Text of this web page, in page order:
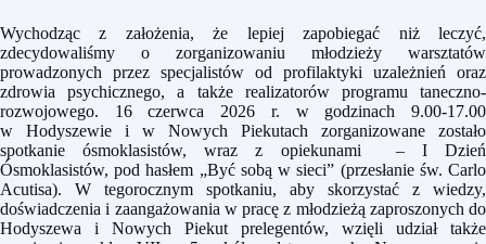
Wychodząc z założenia, że lepiej zapobiegać niż leczyć,
zdecydowaliśmy o zorganizowaniu młodzieży warsztatów
prowadzonych przez specjalistów od profilaktyki uzależnień oraz
zdrowia psychicznego, a także realizatorów programu taneczno-
rozwojowego. 16 czerwca 2026 r. w godzinach 9.00-17.00
w Hodyszewie i w Nowych Piekutach zorganizowane zostało
spotkanie ósmoklasistów, wraz z opiekunami – I Dzień
Ósmoklasistów,pod hasłem „Być sobą w sieci” (przesłanie św. Carlo
Acutisa). W tegorocznym spotkaniu, aby skorzystać z wiedzy,
doświadczenia i zaangażowania w pracę z młodzieżą zaproszonych do
Hodyszewa i Nowych Piekut prelegentów, wzięli udział także